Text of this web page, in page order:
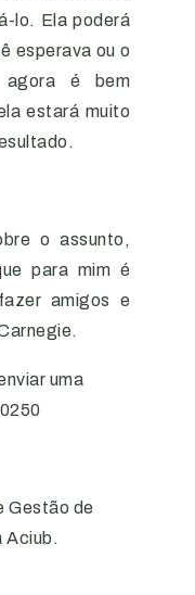
lo. Ela poderá
esperava ou o
é bem
estará muito
o assunto,
para mim é
amigos e
uma
Gestão de
Aciub.